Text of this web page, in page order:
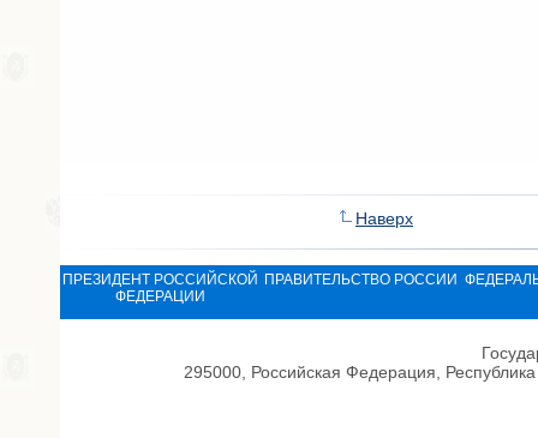
Наверх
ПРЕЗИДЕНТ РОССИЙСКОЙ
ФЕДЕРАЦИИ
ПРАВИТЕЛЬСТВО РОССИИ
295000, Российская Федерация,